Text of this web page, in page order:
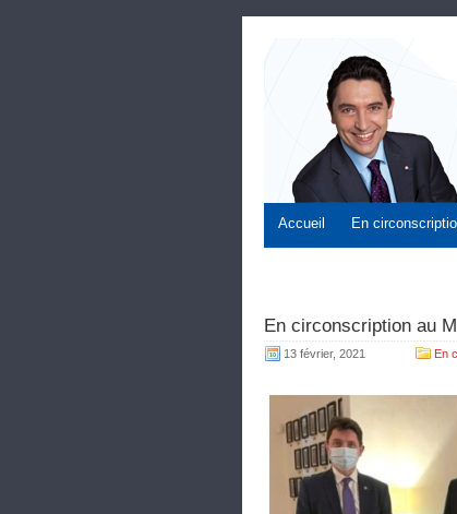
Accueil En
En circonscription au
13 février, 2021 En